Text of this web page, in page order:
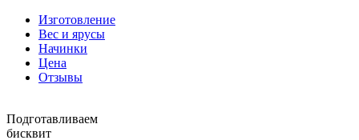
Изготовление
Вес и ярусы
Начинки
Цена
Отзывы
Подготавливаем
бисквит